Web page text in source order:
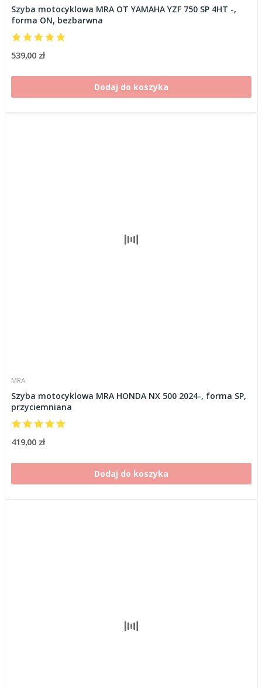
Szyba motocyklowa MRA OT YAMAHA YZF 750 SP 4HT -,
forma ON, bezbarwna
539,00 zł
Dodaj do koszyka
MRA
Szyba motocyklowa MRA HONDA NX 500 2024-, forma SP,
przyciemniana
419,00 zł
Dodaj do koszyka